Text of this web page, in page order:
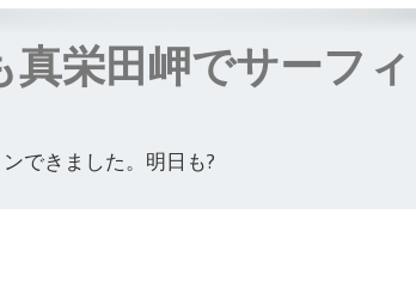
栄田岬でサーフ
できました。明日も?